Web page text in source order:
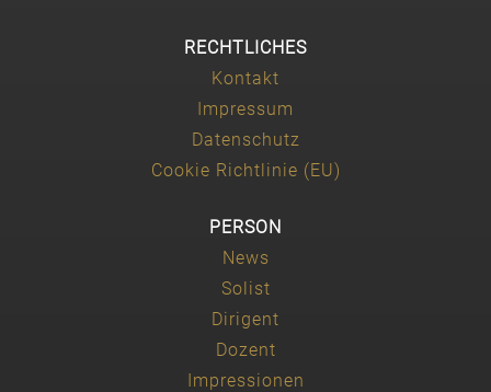
RECHTLICHES
Kontakt
Impressum
Datenschutz
Cookie Richtlinie (EU)
PERSON
News
Solist
Dirigent
Dozent
Impressionen